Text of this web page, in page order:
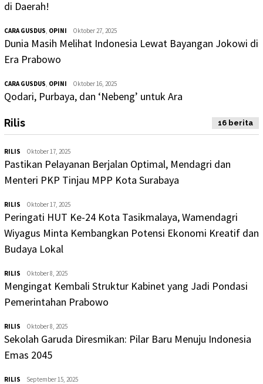
di Daerah!
CARA GUSDUS, OPINI Oktober 27, 2025
Dunia Masih Melihat Indonesia Lewat Bayangan Jokowi di
Era Prabowo
CARA GUSDUS, OPINI Oktober 16, 2025
Qodari, Purbaya, dan ‘Nebeng’ untuk Ara
Rilis 16 berita
RILIS Oktober 17, 2025
Pastikan Pelayanan Berjalan Optimal, Mendagri dan
Menteri PKP Tinjau MPP Kota Surabaya
RILIS Oktober 17, 2025
Peringati HUT Ke-24 Kota Tasikmalaya, Wamendagri
Wiyagus Minta Kembangkan Potensi Ekonomi Kreatif dan
Budaya Lokal
RILIS Oktober 8, 2025
Mengingat Kembali Struktur Kabinet yang Jadi Pondasi
Pemerintahan Prabowo
RILIS Oktober 8, 2025
Sekolah Garuda Diresmikan: Pilar Baru Menuju Indonesia
Emas 2045
RILIS September 15, 2025